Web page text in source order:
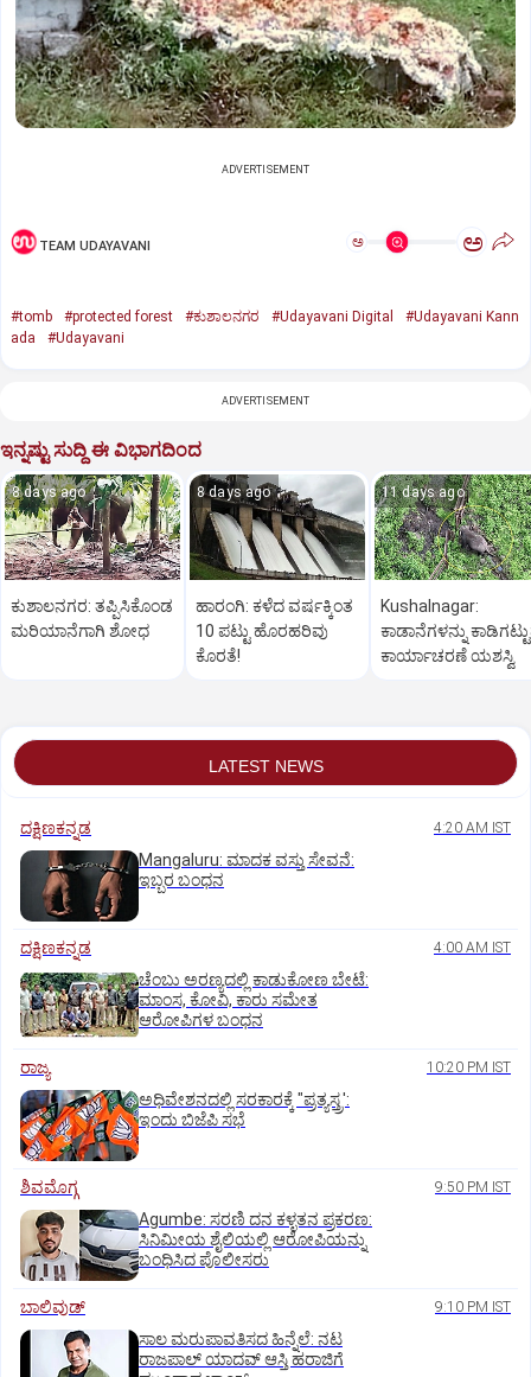
ADVERTISEMENT
TEAM UDAYAVANI ಅ ಅ
#tomb #protected forest #ಕುಶಾಲನಗರ #Udayavani Digital
#Udayavani Kann
ada
#Udayavani
ADVERTISEMENT
ಇನ್ನಷ್ಟು ಸುದ್ದಿ ಈ ವಿಭಾಗದಿಂದ
8 days ago
ಕುಶಾಲನಗರ: ತಪ್ಪಿಸಿಕೊಂಡ
ಮರಿಯಾನೆಗಾಗಿ ಶೋಧ
8 days ago
ಹಾರಂಗಿ: ಕಳೆದ ವರ್ಷಕ್ಕಿಂತ
10 ಪಟ್ಟು ಹೊರಹರಿವು
ಕೊರತೆ!
11 days ago
Kushalnagar:
ಕಾಡಾನೆಗಳನ್ನು
ಕಾರ್ಯಾಚರಣೆ ಯಶಸ್ವಿ
LATEST NEWS
ದಕ್ಷಿಣಕನ್ನಡ 4:20 AM IST
Mangaluru: ಮಾದಕ ವಸ್ತು ಸೇವನೆ:
ಇಬ್ಬರ ಬಂಧನ
ದಕ್ಷಿಣಕನ್ನಡ 4:00 AM IST
ಚೆಂಬು ಅರಣ್ಯದಲ್ಲಿ ಕಾಡುಕೋಣ ಬೇಟೆ:
ಮಾಂಸ, ಕೋವಿ, ಕಾರು ಸಮೇತ
ಆರೋಪಿಗಳ ಬಂಧನ
ರಾಜ್ಯ 10:20 PM IST
ಅಧಿವೇಶನದಲ್ಲಿ ಸರಕಾರಕ್ಕೆ "ಪ್ರತ್ಯಸ್ತ್ರ':
ಇಂದು ಬಿಜೆಪಿ ಸಭೆ
ಶಿವಮೊಗ್ಗ 9:50 PM IST
Agumbe: ಸರಣಿ ದನ ಕಳ್ಳತನ ಪ್ರಕರಣ:
ಸಿನಿಮೀಯ ಶೈಲಿಯಲ್ಲಿ ಆರೋಪಿಯನ್ನು
ಬಂಧಿಸಿದ ಪೊಲೀಸರು
ಬಾಲಿವುಡ್‌ 9:10 PM IST
ಸಾಲ ಮರುಪಾವತಿಸದ ಹಿನ್ನೆಲೆ: ನಟ
ರಾಜಪಾಲ್ ಯಾದವ್‌ ಆಸ್ತಿ ಹರಾಜಿಗೆ